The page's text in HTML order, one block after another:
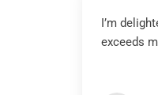
I’m
exceeds